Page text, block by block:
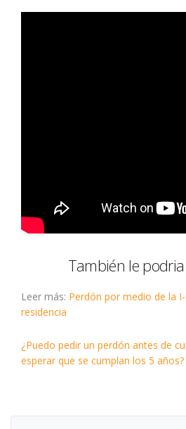
También le
Leer más: Perdón por medio de la
residencia
¿Puedo pedir un perdón antes de
esperar que se cumplan los 5 años?